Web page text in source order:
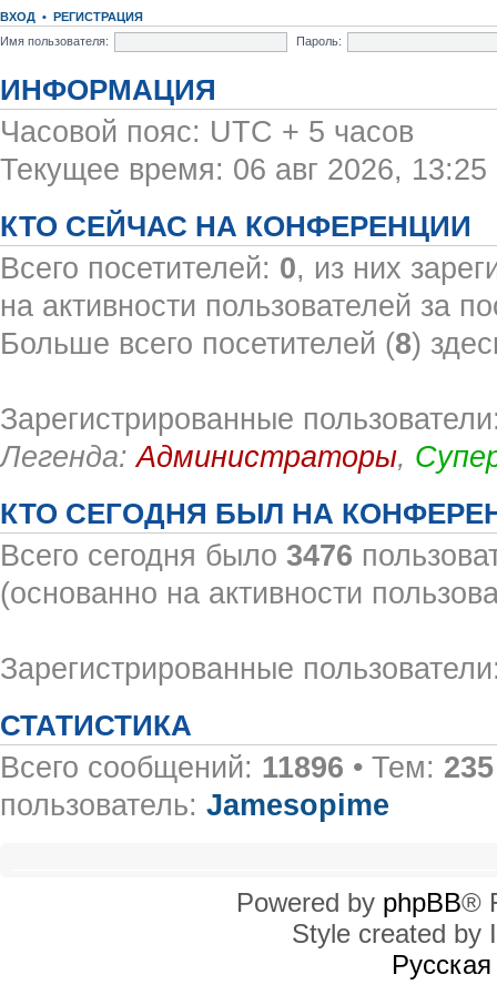
ВХОД • РЕГИСТРАЦИЯ
Имя пользователя:
Пароль:
ИНФОРМАЦИЯ
Часовой пояс: UTC + 5 часов
Текущее время: 06 авг 2026, 13:25
КТО СЕЙЧАС НА КОНФЕРЕНЦИИ
Всего посетителей: 0, из них
на активности пользователей за
Больше всего посетителей (8)
Зарегистрированные
Легенда:Администраторы,
КТО СЕГОДНЯ БЫЛ НА
Всего сегодня было 3476
(основанно на активности
Зарегистрированные
СТАТИСТИКА
Всего сообщений: 11896 • Тем: 235
пользователь: Jamesopime
Powered by phpBB®
Style created by